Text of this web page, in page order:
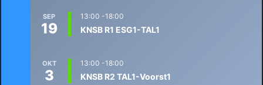
SEP
19
13:00 -18:00
KNSB R1 ESG1-TAL1
OKT
3
13:00 -18:00
KNSB R2 TAL1-Voorst1